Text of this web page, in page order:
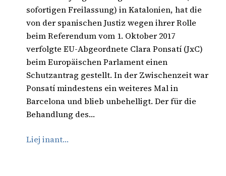
sofortigen Freilassung) in Katalonien, hat die
von der spanischen Justiz wegen ihrer Rolle
beim Referendum vom 1. Oktober 2017
verfolgte EU-Abgeordnete Clara Ponsatí (JxC)
beim Europäischen Parlament einen
Schutzantrag gestellt. In der Zwischenzeit war
Ponsatí mindestens ein weiteres Mal in
Barcelona und blieb unbehelligt. Der für die
Behandlung des…
Liej inant…